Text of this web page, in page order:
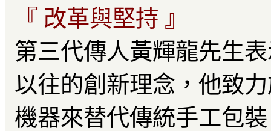
『 改革與堅持 』
第三代傳人黃輝龍先生
以往的創新理念，他致
機器來替代傳統手工包